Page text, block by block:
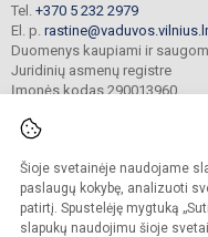
Šioje svetainėje naudojame
paslaugų kokybę, analizuoti
patirtį. Spustelėję mygtuką
slapukų naudojimu šioje
Tel. +370 5 232 2979
El. p.
Duomenys kaupiami ir
Juridinių asmenų registre
Įmonės kodas 290013960
© 2023. Vilniaus Vaduvos
Kopijuoti turinį be raštiško